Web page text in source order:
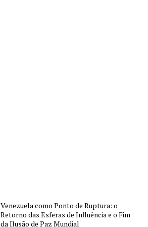
Venezuela como Ponto de Ruptura: o
Retorno das Esferas de Influência e o Fim
da Ilusão de Paz Mundial